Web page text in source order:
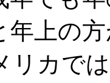
年上の
リカで